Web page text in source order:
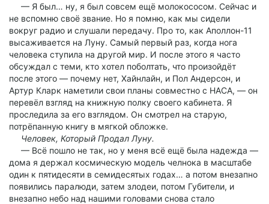
— Я был… ну, я был совсем ещё молокососом. Сейчас и
не вспомню своё звание. Но я помню, как мы сидели
вокруг радио и слушали передачу. Про то, как Аполлон-11
высаживается на Луну. Самый первый раз, когда нога
человека ступила на другой мир. И после этого я часто
обсуждал с теми, кто хотел поболтать, что произойдёт
после этого — почему нет, Хайнлайн, и Пол Андерсон, и
Артур Кларк наметили свои планы совместно с НАСА, — он
перевёл взгляд на книжную полку своего кабинета. Я
проследила за его взглядом. Он смотрел на старую,
потрёпанную книгу в мягкой обложке.
Человек, Который Продал Луну.
— Всё пошло не так, но у меня всё ещё была надежда —
дома я держал космическую модель челнока в масштабе
один к пятидесяти в семидесятых годах… а потом внезапно
появились паралюди, затем злодеи, потом Губители, и
внезапно небо над нашими головами снова стало